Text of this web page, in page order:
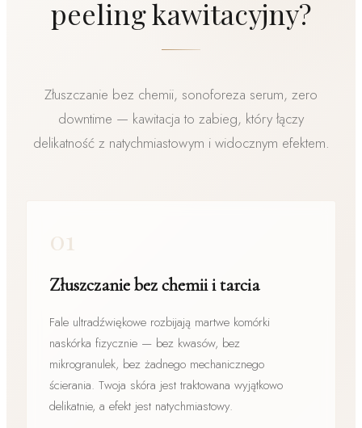
peeling kawitacyjny?
Złuszczanie bez chemii, sonoforeza serum, zero
downtime — kawitacja to zabieg, który łączy
delikatność z natychmiastowym i widocznym efektem.
01
Złuszczanie bez chemii i tarcia
Fale ultradźwiękowe rozbijają martwe komórki
naskórka fizycznie — bez kwasów, bez
mikrogranulek, bez żadnego mechanicznego
ścierania. Twoja skóra jest traktowana wyjątkowo
delikatnie, a efekt jest natychmiastowy.